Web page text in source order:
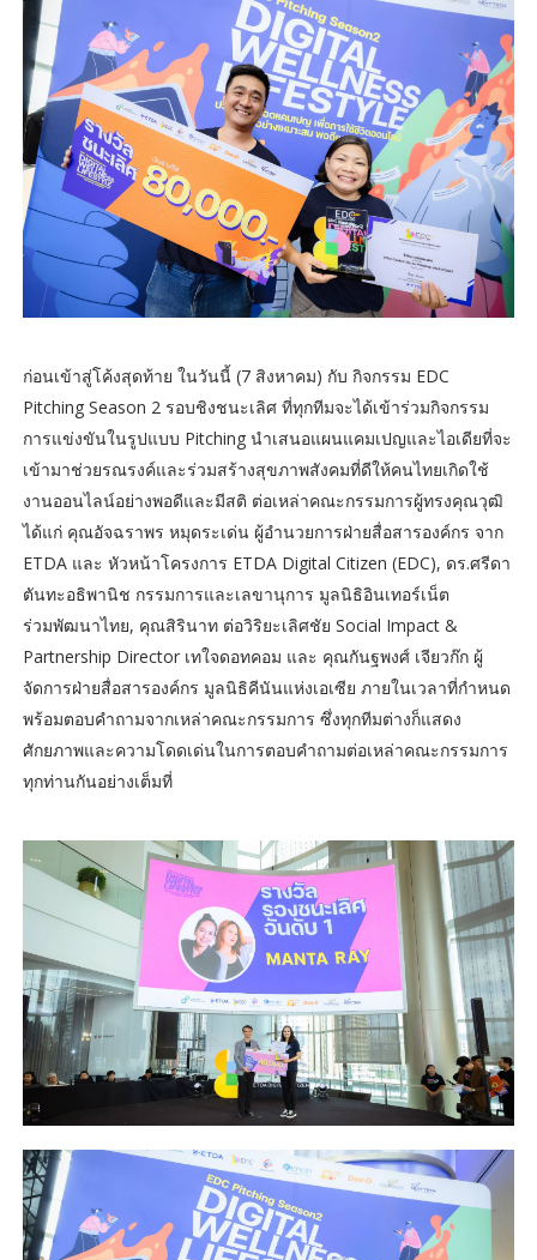
ก่อนเข้าสู่โค้งสุดท้าย ในวันนี้ (7 สิงหาคม) กับ กิจกรรม EDC
Pitching Season 2 รอบชิงชนะเลิศ ที่ทุกทีมจะได้เข้าร่วมกิจกรรม
การแข่งขันในรูปแบบ Pitching นำเสนอแผนแคมเปญและไอเดียที่จะ
เข้ามาช่วยรณรงค์และร่วมสร้างสุขภาพสังคมที่ดีให้คนไทยเกิดใช้
งานออนไลน์อย่างพอดีและมีสติ ต่อเหล่าคณะกรรมการผู้ทรงคุณวุฒิ
ได้แก่ คุณอัจฉราพร หมุดระเด่น ผู้อำนวยการฝ่ายสื่อสารองค์กร จาก
ETDA และ หัวหน้าโครงการ ETDA Digital Citizen (EDC), ดร.ศรีดา
ตันทะอธิพานิช กรรมการและเลขานุการ มูลนิธิอินเทอร์เน็ต
ร่วมพัฒนาไทย, คุณสิรินาท ต่อวิริยะเลิศชัย Social Impact &
Partnership Director เทใจดอทคอม และ คุณกันฐพงศ์ เจียวก๊ก ผู้
จัดการฝ่ายสื่อสารองค์กร มูลนิธิคีนันแห่งเอเซีย ภายในเวลาที่กำหนด
พร้อมตอบคำถามจากเหล่าคณะกรรมการ ซึ่งทุกทีมต่างก็แสดง
ศักยภาพและความโดดเด่นในการตอบคำถามต่อเหล่าคณะกรรมการ
ทุกท่านกันอย่างเต็มที่